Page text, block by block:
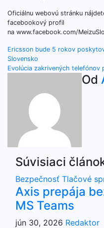
Oficiálnu webovú stránku
facebookový profil
na www.facebook.com/
Navigácia
v
článku
Ericsson bude 5 rokov
Slovensko
Evolúcia zakrivených telefónov
Od
Súvisiaci
Bezpečnosť Tlačové
Axis prepája
MS Teams
jún 30, 2026 Redaktor